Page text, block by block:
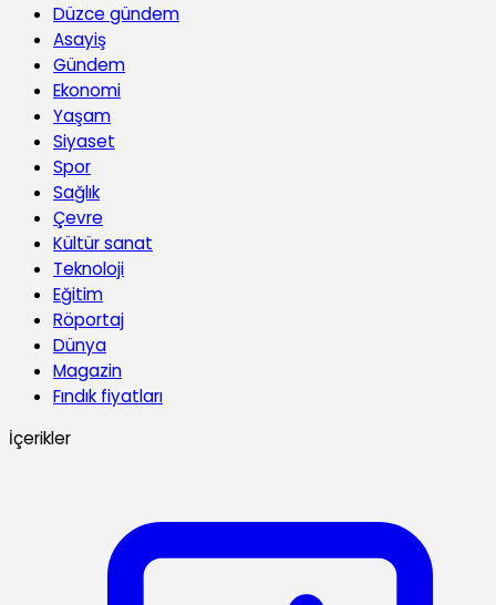
Düzce gündem
Asayiş
Gündem
Ekonomi
Yaşam
Siyaset
Spor
Sağlık
Çevre
Kültür sanat
Teknoloji
Eğitim
Röportaj
Dünya
Magazin
Fındık fiyatları
İçerikler